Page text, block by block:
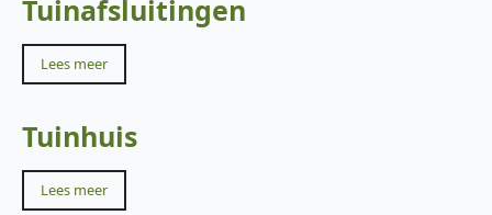
Tuinafsluitingen
Lees meer
Tuinhuis
Lees meer